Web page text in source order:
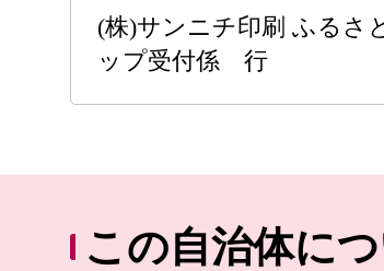
(株)サンニチ印刷 ふるさ
ップ受付係 行
この自治体に